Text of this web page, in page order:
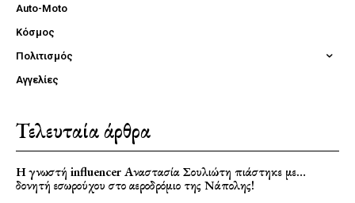
Auto-Moto
Κόσμος
Πολιτισμός
Αγγελίες
Τελευταία άρθρα
Η γνωστή influencer Αναστασία Σουλιώτη πιάστηκε με…
δονητή εσωρούχου στο αεροδρόμιο της Νάπολης!